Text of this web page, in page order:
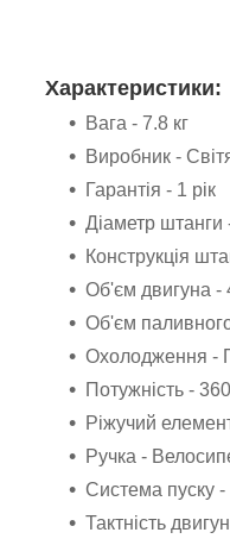
Характеристики:
Вага - 7.8 кг
Виробник -
Гарантія - 1 рік
Діаметр
Конструкція
Об'єм двигуна -
Об'єм
Охолодження -
Потужність -
Ріжучий
Ручка -
Система пуску
Тактність